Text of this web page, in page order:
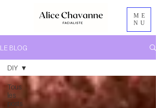
ME
NU
LE BLOG
Tous
les
posts
DIY